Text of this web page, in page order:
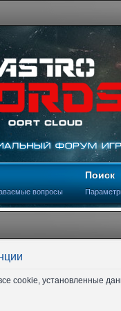
вопросы
Поиск
cookie, установленные